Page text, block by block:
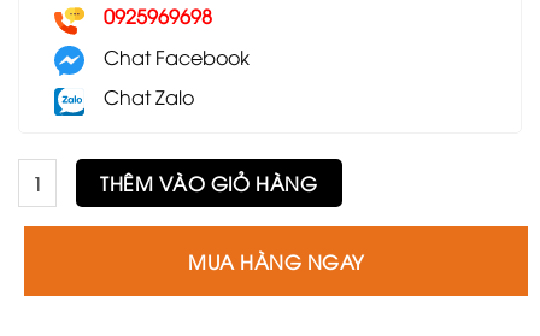
0925969698
Chat Facebook
Chat Zalo
Bàn trà đôi có hộp GS19 số lượng
THÊM VÀO GIỎ HÀNG
MUA HÀNG NGAY